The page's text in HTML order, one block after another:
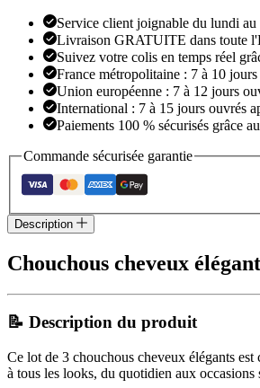
Service client joignable du lundi
Livraison GRATUITE dans toute
Suivez votre colis en temps réel
France métropolitaine : 7 à 10
Union européenne : 7 à 12 jours
International : 7 à 15 jours ouvrés
Paiements 100 % sécurisés grâce
Commande sécurisée garantie
Description
Chouchous cheveux
📝 Description du produit
Ce lot de 3 chouchous cheveux élégants
à tous les looks, du quotidien aux occasions